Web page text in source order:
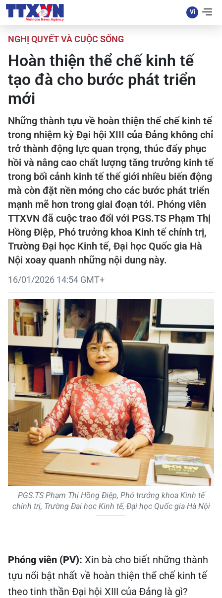
NGHỊ QUYẾT VÀ CUỘC SỐNG
Hoàn thiện thể chế kinh tế
tạo đà cho bước phát triển
mới
Những thành tựu về hoàn thiện thể chế kinh tế
trong nhiệm kỳ Đại hội XIII của Đảng không chỉ
trở thành động lực quan trọng, thúc đẩy phục
hồi và nâng cao chất lượng tăng trưởng kinh tế
trong bối cảnh kinh tế thế giới nhiều biến động
mà còn đặt nền móng cho các bước phát triển
mạnh mẽ hơn trong giai đoạn tới. Phóng viên
TTXVN đã cuộc trao đổi với PGS.TS Phạm Thị
Hồng Điệp, Phó trưởng khoa Kinh tế chính trị,
Trường Đại học Kinh tế, Đại học Quốc gia Hà
Nội xoay quanh những nội dung này.
16/01/2026 14:54 GMT+
PGS.TS Phạm Thị Hồng Điệp, Phó trưởng khoa Kinh tế
chính trị, Trường Đại học Kinh tế, Đại học Quốc gia Hà Nội
Phóng viên (PV): Xin bà cho biết những thành
tựu nổi bật nhất về hoàn thiện thể chế kinh tế
theo tinh thần Đại hội XIII của Đảng là gì?